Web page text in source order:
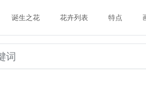
诞生之花 花卉列表 特点